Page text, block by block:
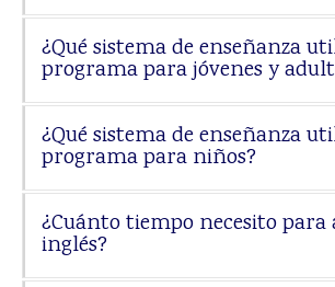
Empresas
Reconocimientos
FAQ
Contacto y Mapa
¿Qué sistema de enseñanza
programa para jóvenes y
¿Qué sistema de enseñanza
programa para niños?
¿Cuánto tiempo necesito
inglés?